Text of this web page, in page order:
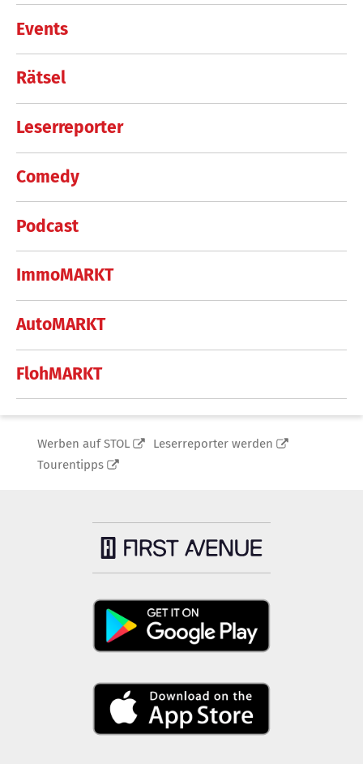
Events
Rätsel
Leserreporter
Comedy
Podcast
ImmoMARKT
AutoMARKT
FlohMARKT
Werben auf STOL
Leserreporter werden
Tourentipps